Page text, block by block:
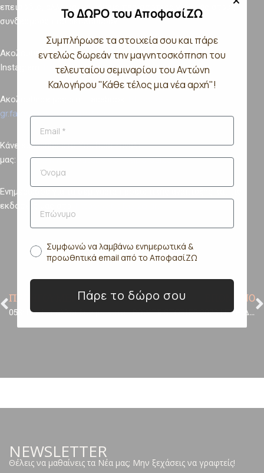
επεισόδιο, αλλά και να μάθεις περισσότερα για εμάς στους
συνδέσμους που ακολουθούν:
Ακολούθησέ μας στο
Instagram:
⁠https://www.instagram.com/apofasizo/⁠
Ακολούθησέ μας στο Facebook:
gr.facebook.com/ApofasiZo/⁠
Κάνε subscribe στο YouTube κανάλι
μας:
⁠https://www.youtube.com/apofasizo⁠
Ενημερώσου για τα σεμινάρια προσωπικής ανάπτυξης και τις
εκδόσεις μας στο:
ΠΡΟΗΓΟΥΜΕΝΟ
053: Γιατί οι άλλοι δεν με καταλαβαίνουν;
ΕΠΟΜΕΝΟ
POWER STORIES 2023 | ΕΥΗ ΔΑΝΟΠΟΥΛΟΥ
NEWSLETTER
Θέλεις να μαθαίνεις τα Νέα μας; Μην ξεχάσεις να γραφτείς!
Το ΔΩΡΟ του ΑποφασίΖΩ
Συμπλήρωσε τα στοιχεία σου και πάρε
εντελώς δωρεάν την μαγνητοσκόπηση του
τελευταίου σεμιναρίου του Αντώνη
Καλογήρου "Κάθε τέλος μια νέα αρχή"!
Συμφωνώ να λαμβάνω ενημερωτικά &
προωθητικά email από το ΑποφασίΖΩ
Πάρε το δώρο σου